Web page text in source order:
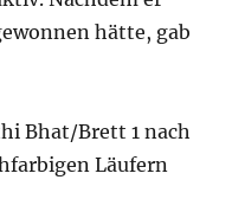
hätte, gab
Bhat/Brett 1 nach
Läufern